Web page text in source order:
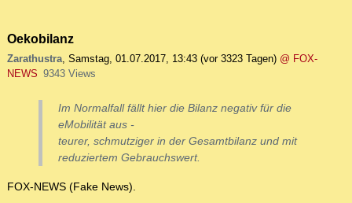
Oekobilanz
Zarathustra, Samstag, 01.07.2017, 13:43 (vor 3323 Tagen) @ FOX-
NEWS 9343 Views
Im Normalfall fällt hier die Bilanz negativ für die
eMobilität aus -
teurer, schmutziger in der Gesamtbilanz und mit
reduziertem Gebrauchswert.
FOX-NEWS (Fake News).